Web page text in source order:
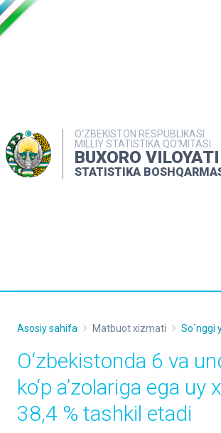
O‘ZBEKISTON RESPUBLIKASI
MILLIY STATISTIKA QO‘MITASI
BUXORO VILOYATI
STATISTIKA
MATBUOT XIZMATI
MUROJAATLAR
Asosiy sahifa Matbuot xizmati So`nggi
O‘zbekistonda 6 va
ko‘p a’zolariga ega uy
38,4 % tashkil etadi